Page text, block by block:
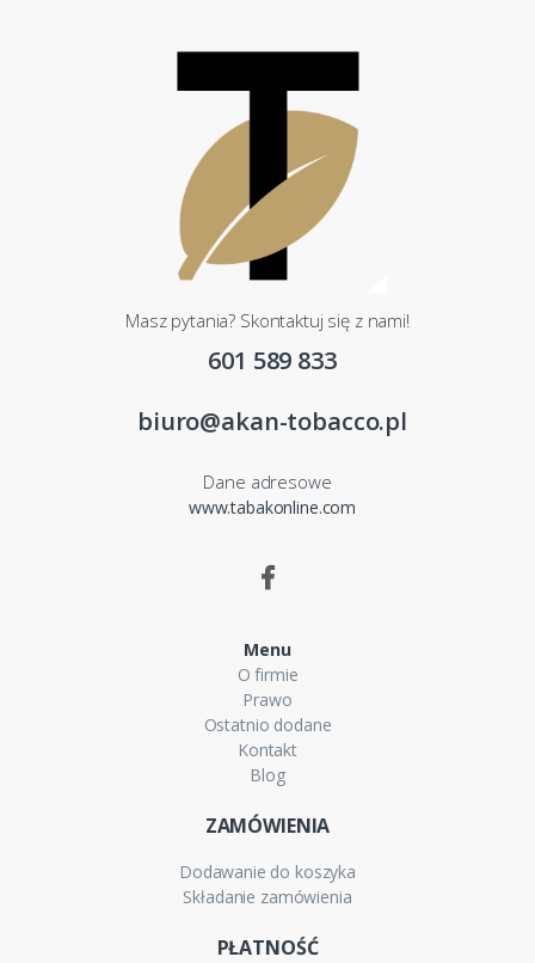
Masz pytania? Skontaktuj się z nami!
601 589 833
biuro@akan-tobacco.pl
Dane adresowe
www.tabakonline.com
Menu
O firmie
Prawo
Ostatnio dodane
Kontakt
Blog
ZAMÓWIENIA
Dodawanie do koszyka
Składanie zamówienia
PŁATNOŚĆ